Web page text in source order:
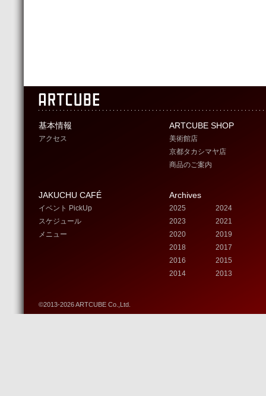
基本情報
アクセス
ARTCUBE SHOP
美術館店
京都タカシマヤ店
商品のご案内
JAKUCHU CAFÉ
イベント PickUp
スケジュール
メニュー
Archives
2025
2024
2023
2021
2020
2019
2018
2017
2016
2015
2014
2013
©2013-2026 ARTCUBE Co.,Ltd.